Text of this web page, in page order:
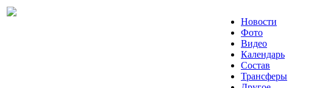
Новости
Фото
Видео
Календарь
Состав
Трансферы